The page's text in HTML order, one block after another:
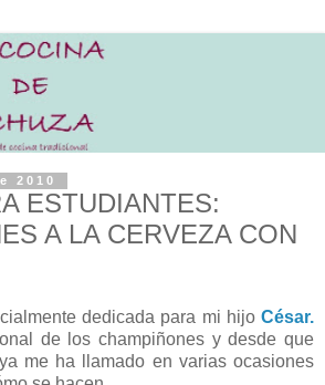
2010
ESTUDIANTES:
A LA CERVEZA CON
dedicada para mi hijo César.
de los champiñones y desde que
me ha llamado en varias ocasiones